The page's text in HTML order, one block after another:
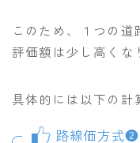
このため、１つの道
評価額は少し高くな
具体的には以下の計
路線価方式❷